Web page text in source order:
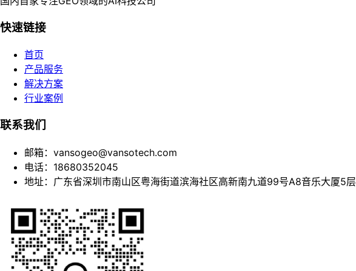
快速链接
首页
产品服务
解决方案
行业案例
联系我们
邮箱：vansogeo@vansotech.com
电话：18680352045
地址：广东省深圳市南山区粤海街道滨海社区高新南九道99号A8音乐大厦5层